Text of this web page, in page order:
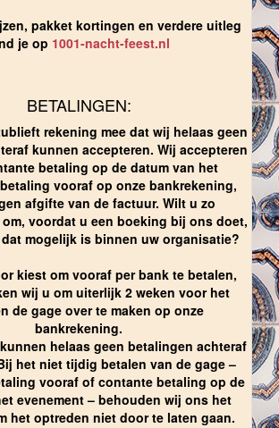
pakket kortingen en verdere uitleg
je op 1001-nacht-feest.nl
BETALINGEN:
rekening mee dat wij helaas geen
kunnen accepteren. Wij accepteren
betaling op de datum van het
vooraf op onze bankrekening,
afgifte van de factuur. Wilt u zo
voordat u een boeking bij ons doet,
mogelijk is binnen uw organisatie?
kiest om vooraf per bank te betalen,
wij u om uiterlijk 2 weken voor het
de gage over te maken op onze
bankrekening.
helaas geen betalingen achteraf
het niet tijdig betalen van de gage –
vooraf of contante betaling op de
evenement – behouden wij ons het
het optreden niet door te laten gaan.